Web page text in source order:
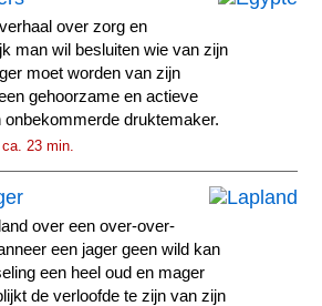
over zorg en
man wil besluiten wie van zijn
moet worden van zijn
gehoorzame en actieve
onbekommerde druktemaker.
23 min.
over een over-over-
een jager geen wild kan
een heel oud en mager
de verloofde te zijn van zijn